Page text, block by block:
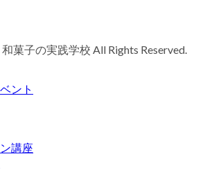
菓子の実践学校 All Rights Reserved.
ント
講座